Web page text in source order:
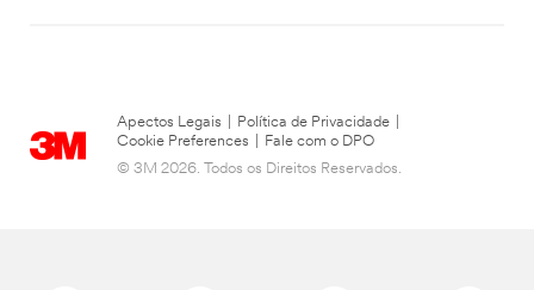
Apectos Legais Política de Privacidade
Cookie Preferences
Fale com o DPO
© 3M 2026. Todos os Direitos Reservados.